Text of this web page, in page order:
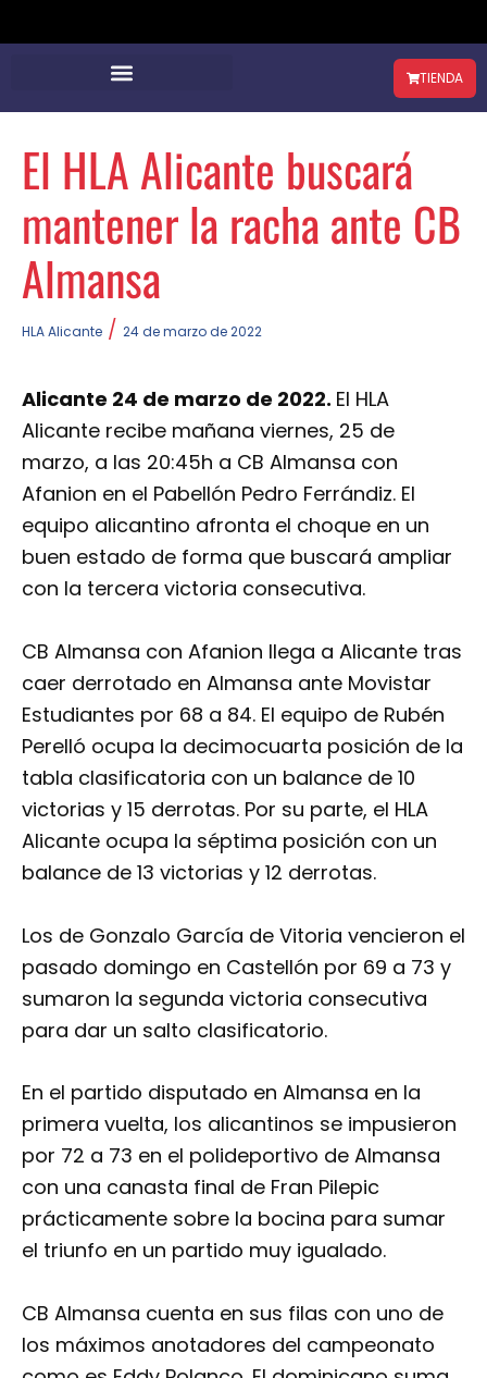
TIENDA
El HLA Alicante buscará
mantener la racha ante CB
Almansa
HLA Alicante / 24 de marzo de 2022
Alicante 24 de marzo de 2022. El HLA
Alicante recibe mañana viernes, 25 de
marzo, a las 20:45h a CB Almansa con
Afanion en el Pabellón Pedro Ferrándiz. El
equipo alicantino afronta el choque en un
buen estado de forma que buscará ampliar
con la tercera victoria consecutiva.
CB Almansa con Afanion llega a Alicante tras
caer derrotado en Almansa ante Movistar
Estudiantes por 68 a 84. El equipo de Rubén
Perelló ocupa la decimocuarta posición de la
tabla clasificatoria con un balance de 10
victorias y 15 derrotas. Por su parte, el HLA
Alicante ocupa la séptima posición con un
balance de 13 victorias y 12 derrotas.
Los de Gonzalo García de Vitoria vencieron el
pasado domingo en Castellón por 69 a 73 y
sumaron la segunda victoria consecutiva
para dar un salto clasificatorio.
En el partido disputado en Almansa en la
primera vuelta, los alicantinos se impusieron
por 72 a 73 en el polideportivo de Almansa
con una canasta final de Fran Pilepic
prácticamente sobre la bocina para sumar
el triunfo en un partido muy igualado.
CB Almansa cuenta en sus filas con uno de
los máximos anotadores del campeonato